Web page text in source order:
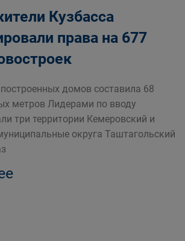
Кузбасса
права на 677
домов составила 68
метров Лидерами по вводу
три территории Кемеровский и
округа Таштагольский